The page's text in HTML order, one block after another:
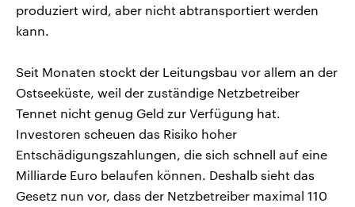
produziert wird, aber nicht abtransportiert werden
kann.
Seit Monaten stockt der Leitungsbau vor allem an der
Ostseeküste, weil der zuständige Netzbetreiber
Tennet nicht genug Geld zur Verfügung hat.
Investoren scheuen das Risiko hoher
Entschädigungszahlungen, die sich schnell auf eine
Milliarde Euro belaufen können. Deshalb sieht das
Gesetz nun vor, dass der Netzbetreiber maximal 110